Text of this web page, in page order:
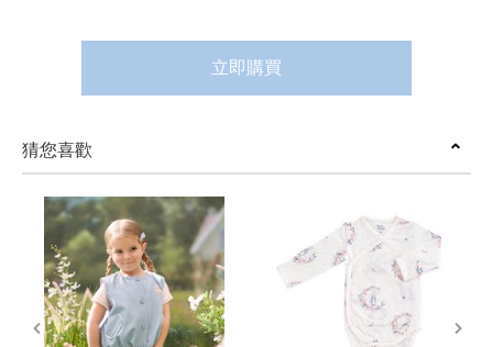
立即購買
猜您喜歡
prev